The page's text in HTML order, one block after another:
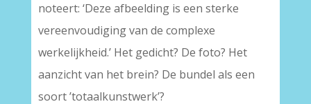
noteert: ‘Deze afbeelding is een sterke
vereenvoudiging van de complexe
werkelijkheid.’ Het gedicht? De foto? Het
aanzicht van het brein? De bundel als een
soort ’totaalkunstwerk’?